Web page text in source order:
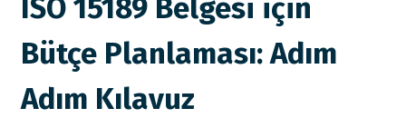
ISO 15189 Belgesi için
Bütçe Planlaması: Adım
Adım Kılavuz